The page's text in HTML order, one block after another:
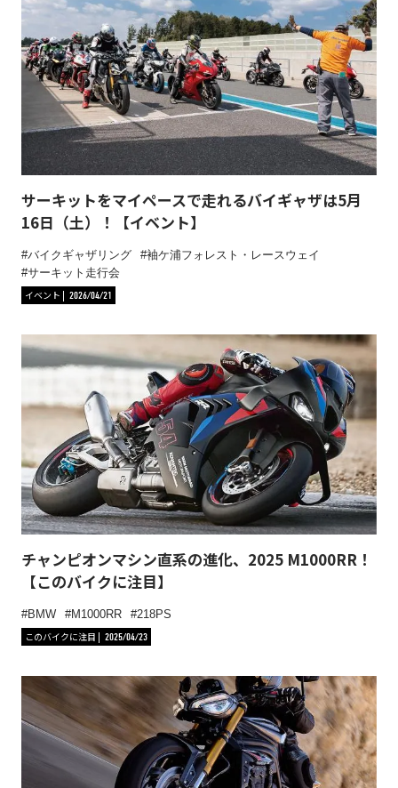
サーキットをマイペースで走れるバイギャザは5月
16日（土）！【イベント】
バイクギャザリング
袖ケ浦フォレスト・レースウェイ
サーキット走行会
イベント
2026/04/21
チャンピオンマシン直系の進化、2025 M1000RR！
【このバイクに注目】
BMW M1000RR
218PS
このバイクに注目
2025/04/23